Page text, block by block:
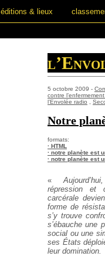
éditions & lieux
5 octobre 2009 -
contre
l’Envolée radio
Notre
formats:
· HTML
· notre planète est
· notre planète est
«
répression et
carcérale
forme de
s’y trouve
s’ébauche une
social ou une
ses États
leur domination.